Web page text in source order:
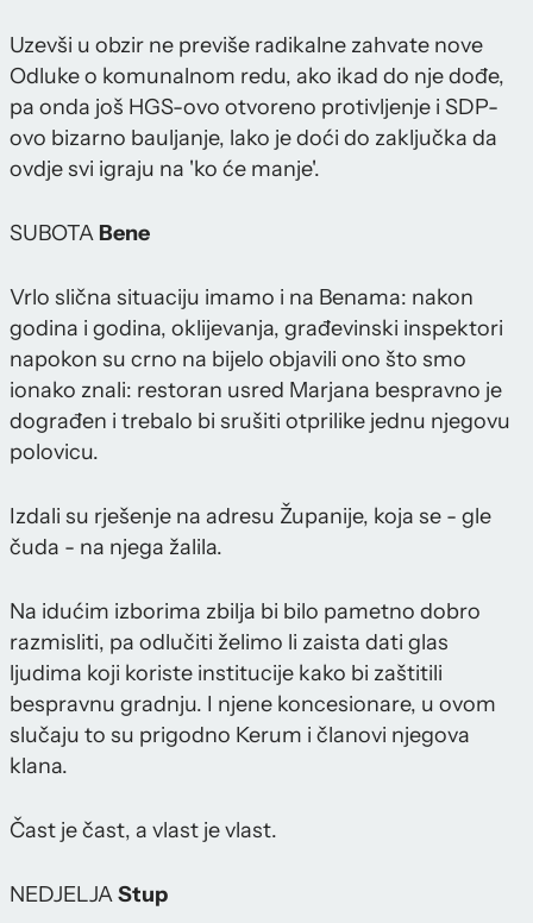
Uzevši u obzir ne previše radikalne zahvate nove
Odluke o komunalnom redu, ako ikad do nje dođe,
pa onda još HGS-ovo otvoreno protivljenje i SDP-
ovo bizarno bauljanje, lako je doći do zaključka da
ovdje svi igraju na 'ko će manje'.
SUBOTA Bene
Vrlo slična situaciju imamo i na Benama: nakon
godina i godina, oklijevanja, građevinski inspektori
napokon su crno na bijelo objavili ono što smo
ionako znali: restoran usred Marjana bespravno je
dograđen i trebalo bi srušiti otprilike jednu njegovu
polovicu.
Izdali su rješenje na adresu Županije, koja se - gle
čuda - na njega žalila.
Na idućim izborima zbilja bi bilo pametno dobro
razmisliti, pa odlučiti želimo li zaista dati glas
ljudima koji koriste institucije kako bi zaštitili
bespravnu gradnju. I njene koncesionare, u ovom
slučaju to su prigodno Kerum i članovi njegova
klana.
Čast je čast, a vlast je vlast.
NEDJELJAStup